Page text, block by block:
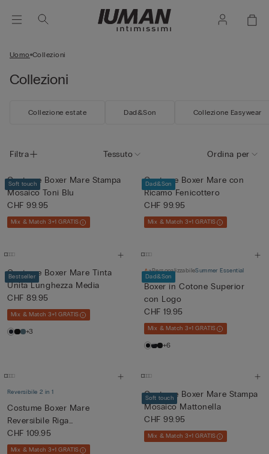
Uomo Collezioni
Collezioni
Collezione estate Dad&Son Collezione Easywear
Filtra Tessuto Ordina per
Soft touch
Costume Boxer Mare Stampa
Mosaico Toni Blu
CHF 99.95
Mix & Match 3+1 GRATIS
Dad&Son
Costume Boxer Mare con
Ricamo Fenicottero
CHF 99.95
Mix & Match 3+1 GRATIS
Bestseller
Costume Boxer Mare Tinta
Unita Lunghezza Media
CHF 89.95
Mix & Match 3+1 GRATIS
+3
Dad&Son
PersonalizzabileSummer Essential
Boxer in Cotone Superior
con Logo
CHF 19.95
Mix & Match 3+1 GRATIS
+6
Reversibile 2 in 1
Costume Boxer Mare
Reversibile Riga
Bianco/Azzurro
CHF 109.95
Mix & Match 3+1 GRATIS
Soft touch
Costume Boxer Mare Stampa
Mosaico Mattonella
CHF 99.95
Mix & Match 3+1 GRATIS